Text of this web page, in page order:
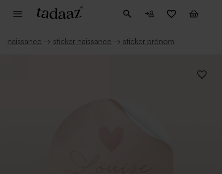
naissance → sticker naissance → sticker prénom